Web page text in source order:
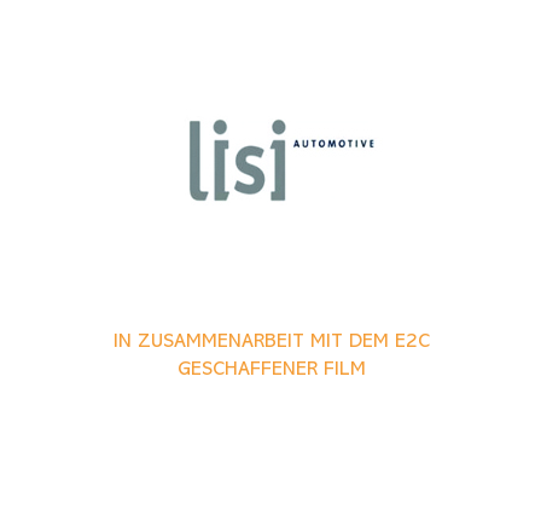
IN ZUSAMMENARBEIT MIT DEM E2C
GESCHAFFENER FILM